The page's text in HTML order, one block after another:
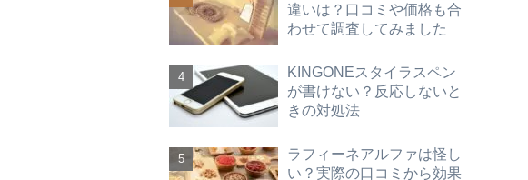
違いは？口コミや価格も合
わせて調査してみました
KINGONEスタイラスペン
が書けない？反応しないと
きの対処法
ラフィーネアルファは怪し
い？実際の口コミから効果